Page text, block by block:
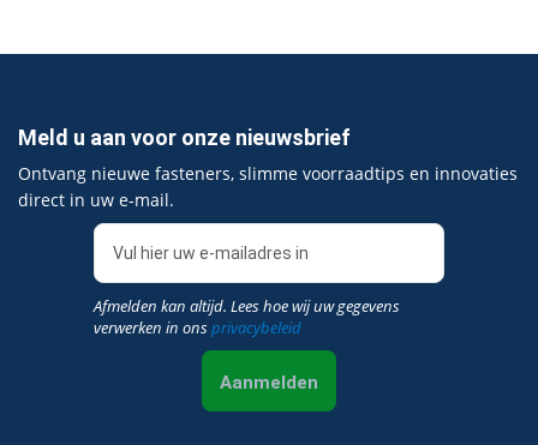
Meld u aan voor onze nieuwsbrief
Ontvang nieuwe fasteners, slimme voorraadtips en innovaties
direct in uw e‑mail.
Afmelden kan altijd. Lees hoe wij uw gegevens
verwerken in onsprivacybeleid
Aanmelden